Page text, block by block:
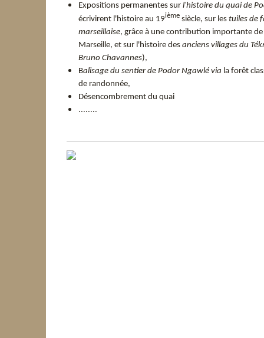
Expositions permanentes surl'histoire du quai de
écrivirent l'histoire au 19ièmesiècle, sur lestuiles de
marseillaise, grâce à une contribution importante de
Marseille, et sur l'histoire desanciens villages du
Bruno Chavannes),
Balisage du sentier de Podor Ngawlé via la forêt
de randonnée,
Désencombrement du quai
........